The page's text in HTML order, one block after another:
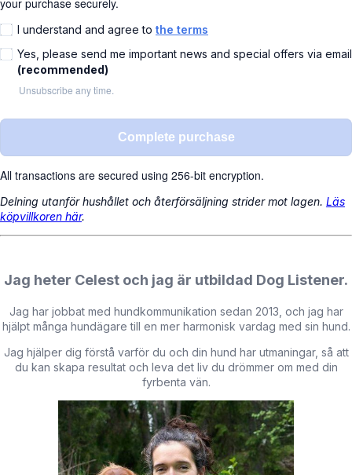
your purchase securely.
I understand and agree to the terms
Yes, please send me important news and special offers via email
(recommended)
Unsubscribe any time.
Complete purchase
All transactions are secured using 256-bit encryption.
Delning utanför hushållet och återförsäljning strider mot lagen. Läs
köpvillkoren här.
Jag heter Celest och jag är utbildad Dog Listener.
Jag har jobbat med hundkommunikation sedan 2013, och jag har
hjälpt många hundägare till en mer harmonisk vardag med sin hund.
Jag hjälper dig förstå varför du och din hund har utmaningar, så att
du kan skapa resultat och leva det liv du drömmer om med din
fyrbenta vän.